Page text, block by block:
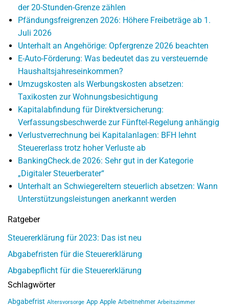
der 20-Stunden-Grenze zählen
Pfändungsfreigrenzen 2026: Höhere Freibeträge ab 1.
Juli 2026
Unterhalt an Angehörige: Opfergrenze 2026 beachten
E-Auto-Förderung: Was bedeutet das zu versteuernde
Haushaltsjahreseinkommen?
Umzugskosten als Werbungskosten absetzen:
Taxikosten zur Wohnungsbesichtigung
Kapitalabfindung für Direktversicherung:
Verfassungsbeschwerde zur Fünftel-Regelung anhängig
Verlustverrechnung bei Kapitalanlagen: BFH lehnt
Steuererlass trotz hoher Verluste ab
BankingCheck.de 2026: Sehr gut in der Kategorie
„Digitaler Steuerberater“
Unterhalt an Schwiegereltern steuerlich absetzen: Wann
Unterstützungsleistungen anerkannt werden
Ratgeber
Steuererklärung für 2023: Das ist neu
Abgabefristen für die Steuererklärung
Abgabepflicht für die Steuererklärung
Schlagwörter
Abgabefrist Altersvorsorge App Apple Arbeitnehmer Arbeitszimmer